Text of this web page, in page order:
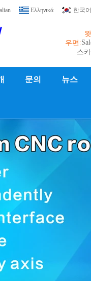
Ελληνικά 한국어
우편:
스
문의 뉴스